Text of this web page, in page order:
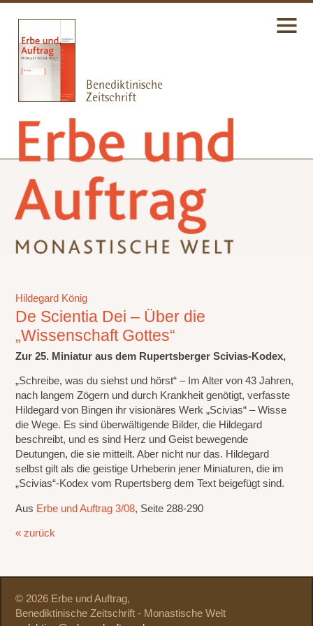
Hildegard König
De Scientia Dei – Über die
„Wissenschaft Gottes“
Zur 25. Miniatur aus dem Rupertsberger Scivias-Kodex,
„Schreibe, was du siehst und hörst“ – Im Alter von 43 Jahren,
nach langem Zögern und durch Krankheit genötigt, verfasste
Hildegard von Bingen ihr visionäres Werk „Scivias“ – Wisse
die Wege. Es sind überwältigende Bilder, die Hildegard
beschreibt, und es sind Herz und Geist bewegende
Deutungen, die sie mitteilt. Aber nicht nur das. Hildegard
selbst gilt als die geistige Urheberin jener Miniaturen, die im
„Scivias“-Kodex vom Rupertsberg dem Text beigefügt sind.
Aus Erbe und Auftrag 3/08, Seite 288-290
« zurück
© 2026 Erbe und Auftrag,
Benediktinische Zeitschrift - Monastische Welt